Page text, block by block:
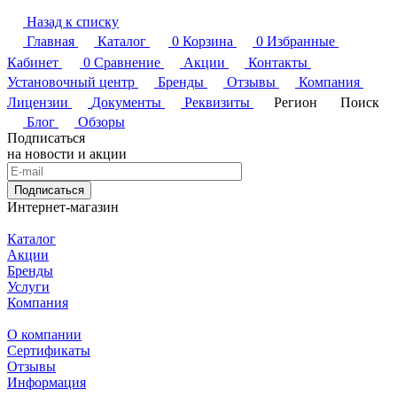
Назад к списку
Главная
Каталог 0 Корзина 0 Избранные
Кабинет
0 Сравнение Акции
Контакты
Установочный центр
Бренды Отзывы
Компания
Лицензии
Документы Реквизиты Регион
Поиск
Блог
Обзоры
Подписаться
на новости и акции
Подписаться
Интернет-магазин
Каталог
Акции
Бренды
Услуги
Компания
О компании
Сертификаты
Отзывы
Информация